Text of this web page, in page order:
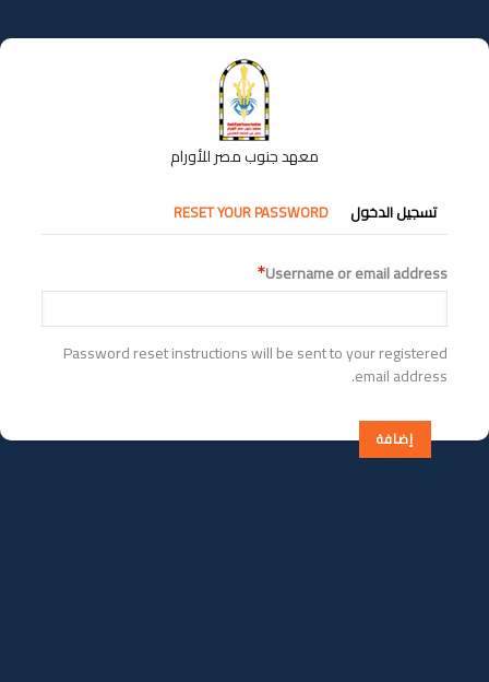
إلى
المحتوى
معهد جنوب مصر للأورام
التبويبات
الأساسية
تسجيل الدخول RESET YOUR PASSWORD
Username or email address
Password reset instructions will be sent to your registered
email address.